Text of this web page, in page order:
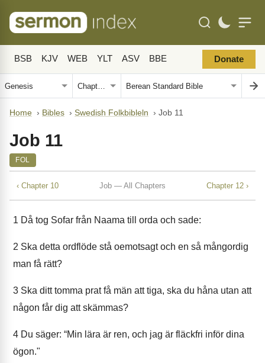
BSB KJV WEB YLT ASV BBE Donate
Home › Bibles › Swedish Folkbibleln › Job 11
Job 11
FOL
‹ Chapter 10 Job — All Chapters Chapter 12 ›
1 Då tog Sofar från Naama till orda och sade:
2 Ska detta ordflöde stå oemotsagt och en så mångordig
man få rätt?
3 Ska ditt tomma prat få män att tiga, ska du håna utan att
någon får dig att skämmas?
4 Du säger: “Min lära är ren, och jag är fläckfri inför dina
ögon."